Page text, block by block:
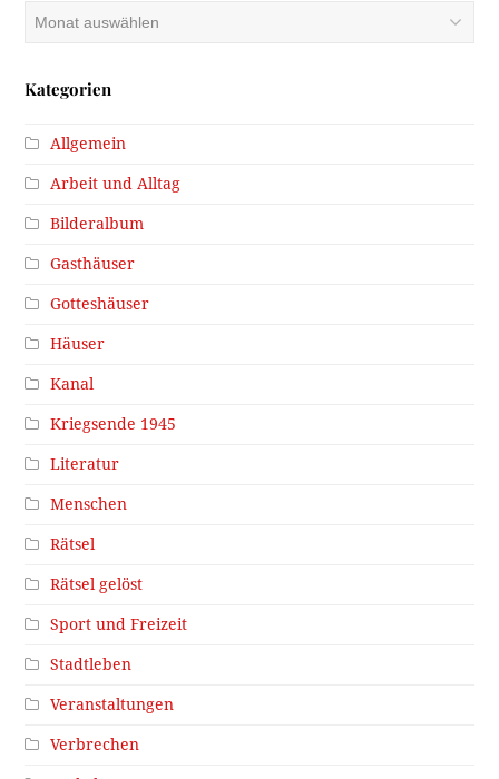
Kategorien
Allgemein
Arbeit und Alltag
Bilderalbum
Gasthäuser
Gotteshäuser
Häuser
Kanal
Kriegsende 1945
Literatur
Menschen
Rätsel
Rätsel gelöst
Sport und Freizeit
Stadtleben
Veranstaltungen
Verbrechen